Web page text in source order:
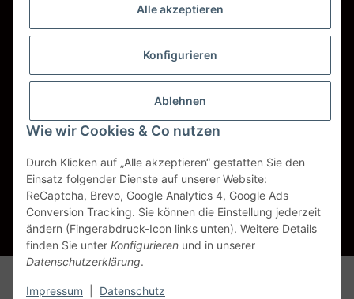
Alle akzeptieren
Konfigurieren
Ablehnen
Wie wir Cookies & Co nutzen
Durch Klicken auf „Alle akzeptieren“ gestatten Sie den
Einsatz folgender Dienste auf unserer Website:
ReCaptcha, Brevo, Google Analytics 4, Google Ads
Conversion Tracking. Sie können die Einstellung jederzeit
ändern (Fingerabdruck-Icon links unten). Weitere Details
finden Sie unter Konfigurieren und in unserer
Datenschutzerklärung.
Impressum Datenschutz
Spedition BTG
Spedition Schenker
Vertrag widerrufen
* Alle Preise inkl. gesetzlicher USt., zzgl.Versand
Abkürzungen und Logos sind Eigentum der entspr. Unternehmen und